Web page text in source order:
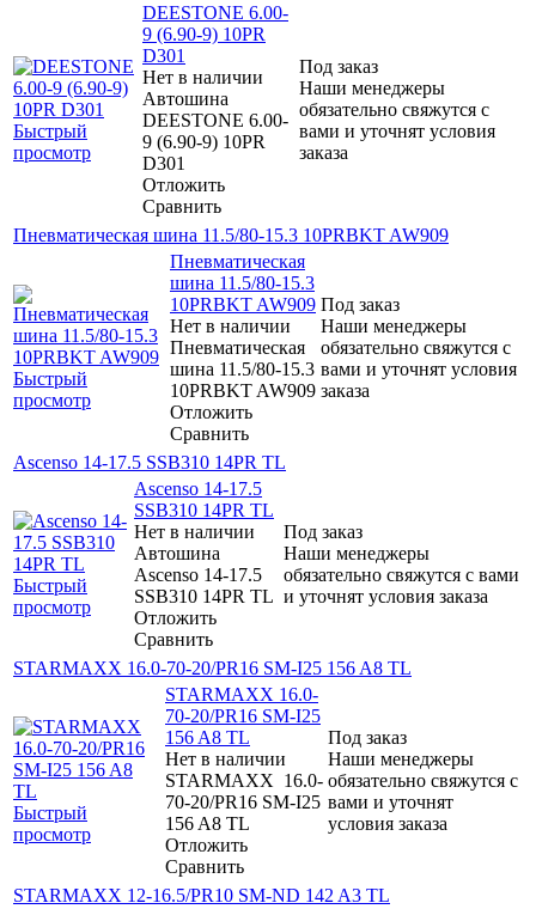
Быстрый
просмотр
DEESTONE 6.00-
9 (6.90-9) 10PR
D301
Нет в наличии
Автошина
DEESTONE 6.00-
9 (6.90-9) 10PR
D301
Отложить
Сравнить
Под заказ
Наши менеджеры
обязательно свяжутся с
вами и уточнят условия
заказа
Пневматическая шина 11.5/80-15.3 10PRBKT AW909
Быстрый
просмотр
Пневматическая
шина 11.5/80-15.3
10PRBKT AW909
Нет в наличии
Пневматическая
шина 11.5/80-15.3
10PRBKT AW909
Отложить
Сравнить
Под заказ
Наши менеджеры
обязательно свяжутся с
вами и уточнят условия
заказа
Ascenso 14-17.5 SSB310 14PR TL
Быстрый
просмотр
Ascenso 14-17.5
SSB310 14PR TL
Нет в наличии
Автошина
Ascenso 14-17.5
SSB310 14PR TL
Отложить
Сравнить
Под заказ
Наши менеджеры
обязательно свяжутся с вами
и уточнят условия заказа
STARMAXX 16.0-70-20/PR16 SM-I25 156 A8 TL
Быстрый
просмотр
STARMAXX 16.0-
70-20/PR16 SM-I25
156 A8 TL
Нет в наличии
STARMAXX 16.0-
70-20/PR16 SM-I25
156 A8 TL
Отложить
Сравнить
Под заказ
Наши менеджеры
обязательно свяжутся с
вами и уточнят
условия заказа
STARMAXX 12-16.5/PR10 SM-ND 142 A3 TL